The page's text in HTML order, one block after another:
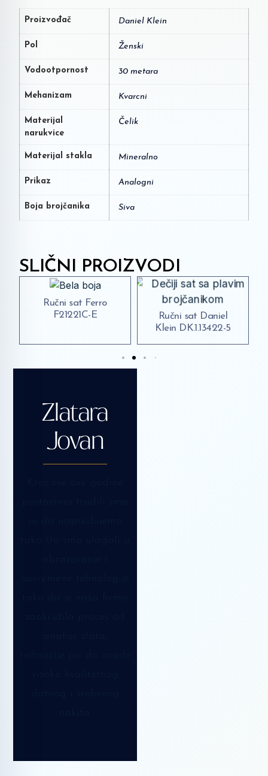
Proizvođač Daniel Klein
Pol Ženski
Vodootpornost 30 metara
Mehanizam Kvarcni
Materijal
narukvice
Čelik
Materijal stakla Mineralno
Prikaz Analogni
Boja brojčanika Siva
SLIČNI PROIZVODI
Ručni sat Ferro
F21221C-E
Ručni sat Daniel
Klein DK.1.13422-5
Zlatara
Jovan